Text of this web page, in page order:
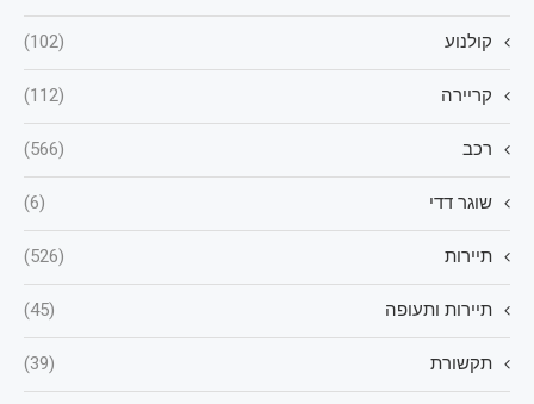
קולנוע (102)
קריירה (112)
רכב (566)
שוגר דדי (6)
תיירות (526)
תיירות ותעופה (45)
תקשורת (39)